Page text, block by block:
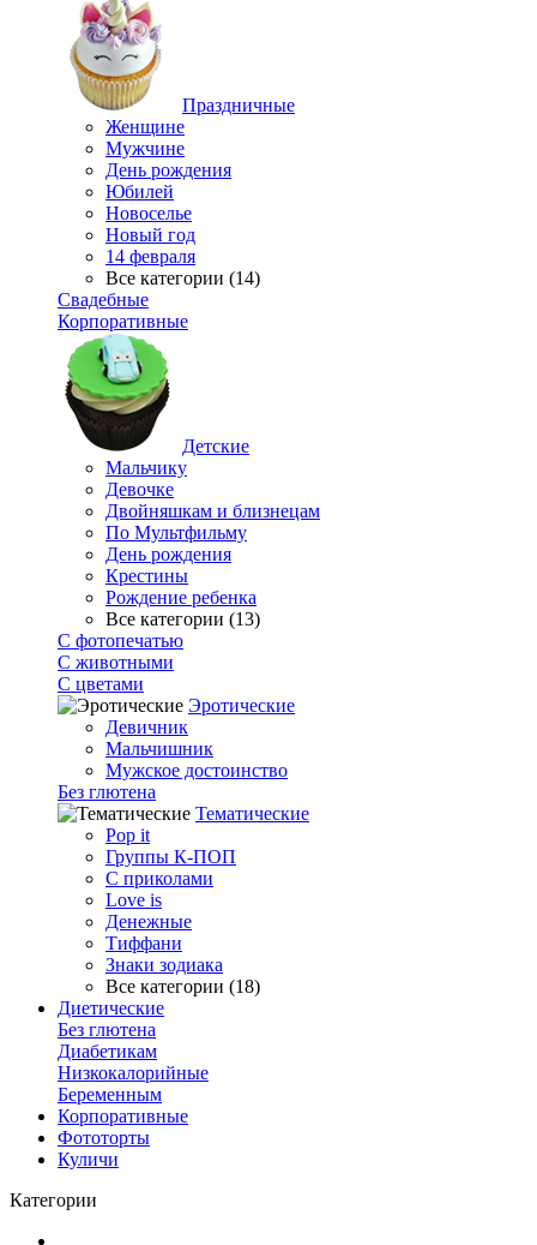
Праздничные
Женщине
Мужчине
День рождения
Юбилей
Новоселье
Новый год
14 февраля
Все категории (14)
Свадебные
Корпоративные
Детские
Мальчику
Девочке
Двойняшкам и близнецам
По Мультфильму
День рождения
Крестины
Рождение ребенка
Все категории (13)
С фотопечатью
C животными
С цветами
Эротические
Девичник
Мальчишник
Мужское достоинство
Без глютена
Тематические
Pop it
Группы К-ПОП
С приколами
Love is
Денежные
Тиффани
Знаки зодиака
Все категории (18)
Диетические
Без глютена
Диабетикам
Низкокалорийные
Беременным
Корпоративные
Фототорты
Куличи
Категории